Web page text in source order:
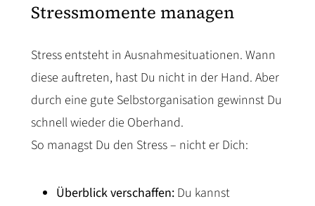
Stressmomente managen
Stress entsteht in Ausnahmesituationen. Wann
diese auftreten, hast Du nicht in der Hand. Aber
durch eine gute Selbstorganisation gewinnst Du
schnell wieder die Oberhand.
So managst Du den Stress – nicht er Dich:
Überblick verschaffen: Du kannst